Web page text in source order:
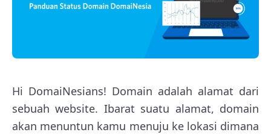
Hi DomaiNesians! Domain adalah alamat dari
sebuah website. Ibarat suatu alamat, domain
akan menuntun kamu menuju ke lokasi dimana